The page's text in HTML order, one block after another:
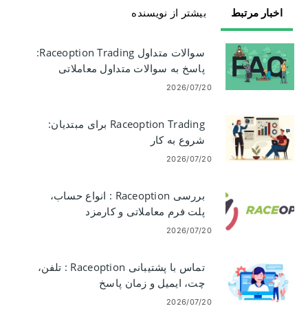
بیشتر از نویسنده اخبار مرتبط
سوالات متداول Raceoption Trading:
پاسخ به سوالات متداول معاملاتی
2026/07/20
Raceoption Trading برای مبتدیان:
شروع به کار
2026/07/20
بررسی Raceoption : انواع حساب،
پلت فرم معاملاتی و کارمزد
2026/07/20
تماس با پشتیبانی Raceoption : تلفن،
چت، ایمیل و زمان پاسخ
2026/07/20